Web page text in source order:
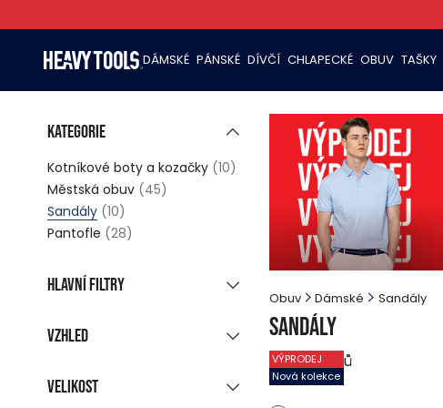
DÁMSKÉ PÁNSKÉ DÍVČÍ CHLAPECKÉ OBUV TAŠKY
Obuv Dámské Sandály
Sandály
10produktů
VÝPRODEJ
Nová kolekce
Kategorie
Kotníkové boty a kozačky (10)
Městská obuv (45)
Sandály (10)
Pantofle (28)
Hlavní filtry
Poslední kusy
Vzhled
Velikost